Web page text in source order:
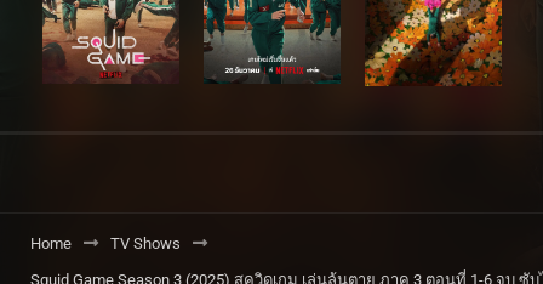
Home
TV Shows
Squid Game Season 3 (2025) สควิดเกม เล่นลุ้นตาย ภาค 3 ตอนที่ 1-6 จบ ซั